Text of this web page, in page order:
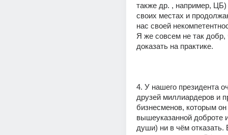
также др. , например, ЦБ)
своих местах и
нас своей
Я же совсем не так добр,
доказать на практике.
4. У нашего президента
друзей миллиардеров и
бизнесменов, которым
вышеуказанной доброте
души) ни в чём отказать.